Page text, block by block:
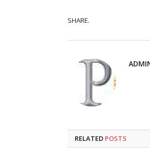
SHARE.
RELATED POSTS